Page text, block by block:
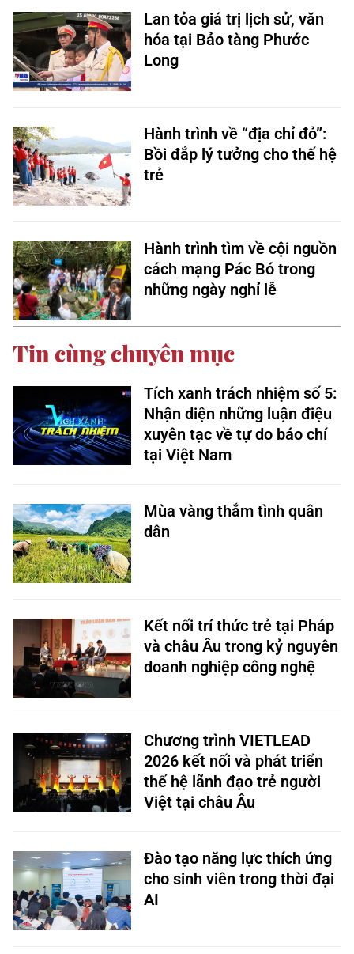
Lan tỏa giá trị lịch sử, văn
hóa tại Bảo tàng Phước
Long
Hành trình về “địa chỉ đỏ”:
Bồi đắp lý tưởng cho thế hệ
trẻ
Hành trình tìm về cội nguồn
cách mạng Pác Bó trong
những ngày nghỉ lễ
Tin cùng chuyên mục
Tích xanh trách nhiệm số 5:
Nhận diện những luận điệu
xuyên tạc về tự do báo chí
tại Việt Nam
Mùa vàng thắm tình quân
dân
Kết nối trí thức trẻ tại Pháp
và châu Âu trong kỷ nguyên
doanh nghiệp công nghệ
Chương trình VIETLEAD
2026 kết nối và phát triển
thế hệ lãnh đạo trẻ người
Việt tại châu Âu
Đào tạo năng lực thích ứng
cho sinh viên trong thời đại
AI